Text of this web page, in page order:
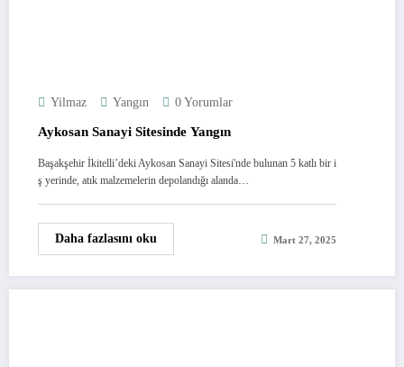
Yilmaz Yangın 0 Yorumlar
Aykosan Sanayi Sitesinde Yangın
Başakşehir İkitelli’deki Aykosan Sanayi Sitesi'nde bulunan 5 katlı bir i
ş yerinde, atık malzemelerin depolandığı alanda…
Daha fazlasını oku Mart 27, 2025